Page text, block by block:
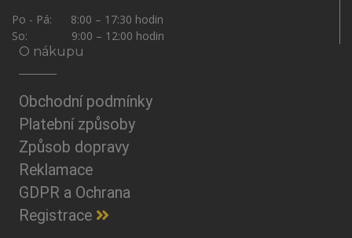
Po - Pá: 8:00 – 17:30 hodin
So: 9:00 – 12:00 hodin
O nákupu
Obchodní podmínky
Platební způsoby
Způsob dopravy
Reklamace
GDPR a Ochrana
Registrace